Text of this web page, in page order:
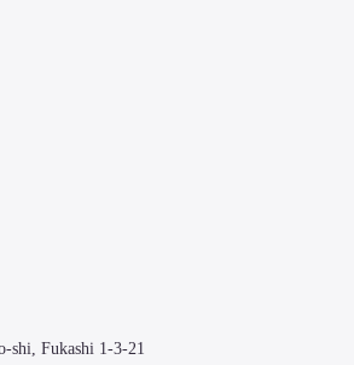
shi, Fukashi 1-3-21